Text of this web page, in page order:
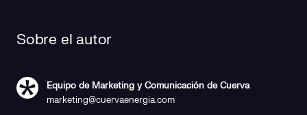
Sobre el autor
Equipo de Marketing y Comunicación de Cuerva
marketing@cuervaenergia.com